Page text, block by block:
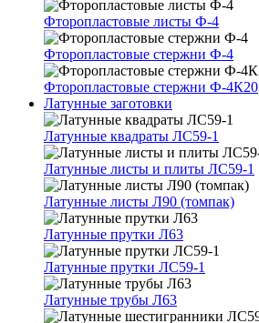
Фторопластовые листы Ф-4
Фторопластовые стержни Ф-4
Фторопластовые стержни Ф-4К20
Латунные заготовки
Латунные квадраты ЛС59-1
Латунные листы и плиты ЛС59-1
Латунные листы Л90 (томпак)
Латунные прутки Л63
Латунные прутки ЛС59-1
Латунные трубы Л63